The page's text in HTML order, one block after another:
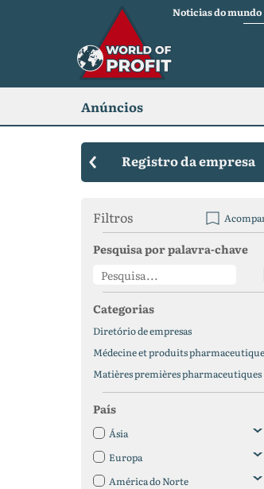
Noticias do mundo
Anúncios
Registro da empresa
Filtros
Pesquisa por palavra-chave
Categorias
Diretório de empresas
Médecine et produits
Matières premières pharmaceutiques
País
Ásia
Europa
América do Norte